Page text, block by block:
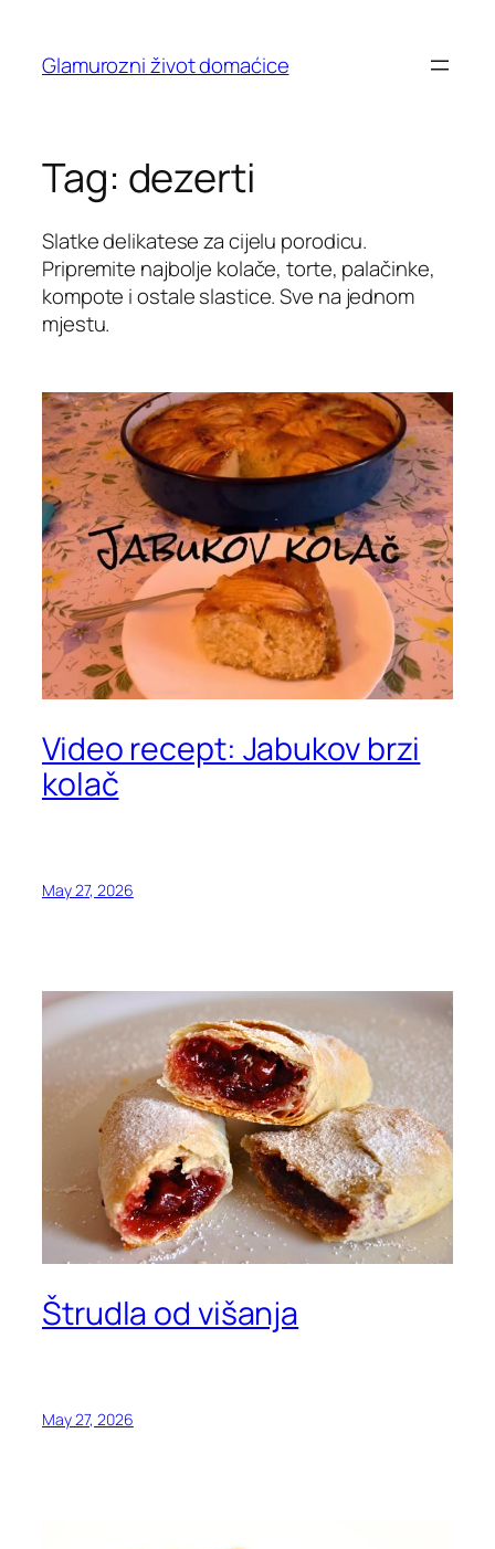
content
Glamurozni život domaćice
Tag: dezerti
Slatke delikatese za cijelu porodicu.
Pripremite najbolje kolače, torte, palačinke,
kompote i ostale slastice. Sve na jednom
mjestu.
Video recept: Jabukov brzi
kolač
May 27, 2026
Štrudla od višanja
May 27, 2026